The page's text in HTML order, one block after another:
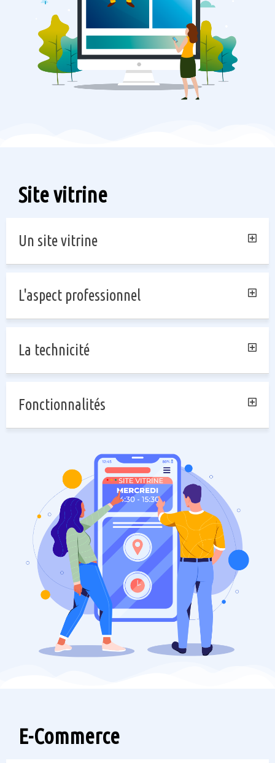
Site vitrine
Un site vitrine
L'aspect professionnel
La technicité
Fonctionnalités
E-Commerce